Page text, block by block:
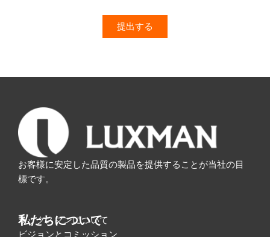
お客様に安定した品質の製品を提供することが当社の目
標です。
私たちについて
ラックスマンについて
ビジョンとコミッション